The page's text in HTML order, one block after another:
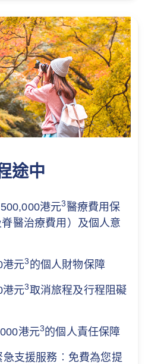
途中
港元3醫療費用保
醫治療費用）及個人意
港元3 的個人財物保障
港元3取消旅程及行程阻礙
港元3的個人責任保障
支援服務︰免費為您提